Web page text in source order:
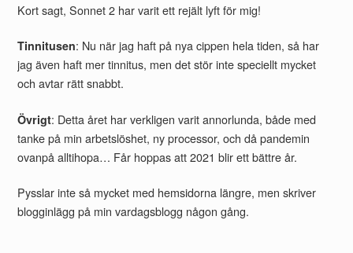
Kort sagt, Sonnet 2 har varit ett rejält lyft för mig!
Tinnitusen: Nu när jag haft på nya cippen hela tiden, så har
jag även haft mer tinnitus, men det stör inte speciellt mycket
och avtar rätt snabbt.
Övrigt: Detta året har verkligen varit annorlunda, både med
tanke på min arbetslöshet, ny processor, och då pandemin
ovanpå alltihopa… Får hoppas att 2021 blir ett bättre år.
Pysslar inte så mycket med hemsidorna längre, men skriver
blogginlägg på min vardagsblogg någon gång.